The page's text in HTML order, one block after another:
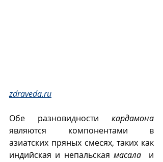
zdraveda.ru
Обе разновидности кардамона
являются компонентами в
азиатских пряных смесях, таких как
индийская и непальская масала
  и